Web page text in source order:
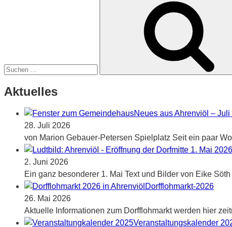
Aktuelles
Neues aus Ahrenviöl – Juli
28. Juli 2026
von Marion Gebauer-Petersen Spielplatz Seit ein paar
2. Juni 2026
Ein ganz besonderer 1. Mai Text und Bilder von Eike
Dorfflohmarkt-2026
26. Mai 2026
Aktuelle Informationen zum Dorfflohmarkt werden hier
Veranstaltungskalender